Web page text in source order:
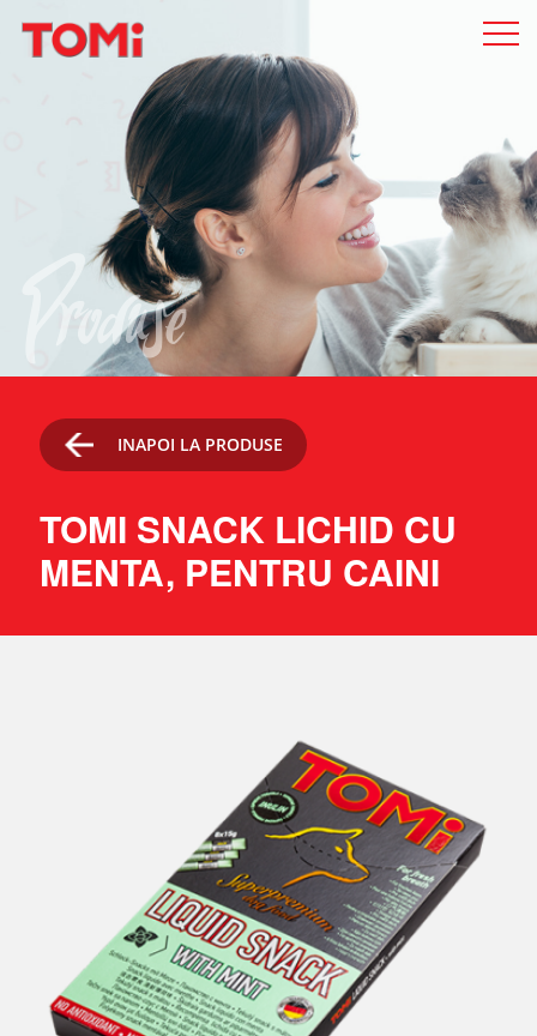
Produse
INAPOI LA PRODUSE
TOMI SNACK LICHID CU
MENTA, PENTRU CAINI